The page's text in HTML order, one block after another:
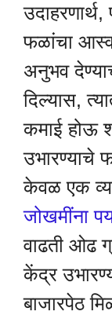
उदाहरणार्थ,
फळांचा
अनुभव
दिल्यास,
कमाई होऊ
उभारण्याचे
केवळ एक
जोखमींना
वाढती ओढ
केंद्र
बाजारपेठ